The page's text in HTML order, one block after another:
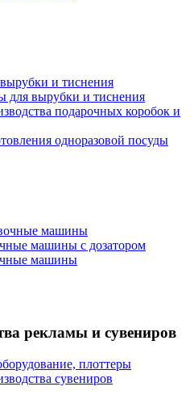
и тиснения
для вырубки и тиснения
подарочных коробок и
одноразовой посуды
машины
машины с дозатором
машины
рекламы и сувениров
плоттеры
сувениров